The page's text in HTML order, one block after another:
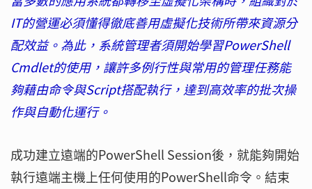
IT的營運必須懂得徹底善用虛擬化技術所帶來資源分
配效益。為此，系統管理者須開始學習PowerShell
Cmdlet的使用，讓許多例行性與常用的管理任務能
夠藉由命令與Script搭配執行，達到高效率的批次操
作與自動化運行。
成功建立遠端的PowerShell Session後，就能夠開始
執行遠端主機上任何使用的PowerShell命令。結束